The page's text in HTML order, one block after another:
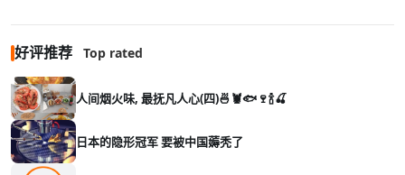
好评推荐 Top rated
人间烟火味, 最抚凡人心(四)🍜🦞🐟🍷🍾🍒
日本的隐形冠军 要被中国薅秃了